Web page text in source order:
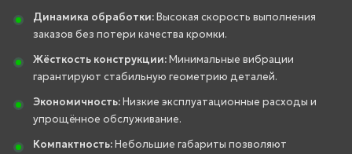
Динамика обработки:Высокая скорость выполнения
заказов без потери качества кромки.
Жёсткость конструкции:Минимальные вибрации
гарантируют стабильную геометрию деталей.
Экономичность:Низкие эксплуатационные расходы и
упрощённое обслуживание.
Компактность:Небольшие габариты позволяют